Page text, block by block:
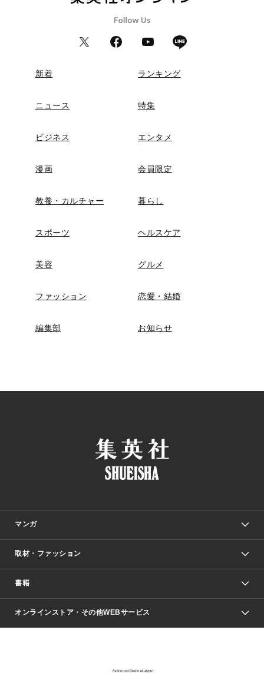
新着 ランキング
ニュース 特集
ビジネス エンタメ
漫画 会員限定
教養・カルチャー 暮らし
スポーツ ヘルスケア
美容 グルメ
ファッション 恋愛・結婚
編集部 お知らせ
マンガ
少年マンガ
Vジャンプ
週刊ヤングジャンプ
少女マンガ
取材・ファッション
Seventeen
芸能・情報・スポーツ
書籍
文芸・文庫・総合
オンラインストア・その他WEBサービス